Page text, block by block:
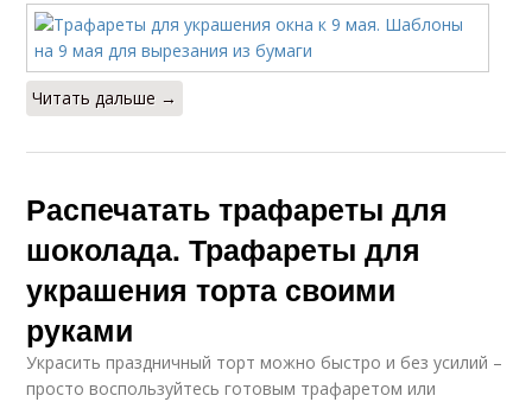
Читать дальше →
Распечатать трафареты для
шоколада. Трафареты для
украшения торта своими
руками
Украсить праздничный торт можно быстро и без усилий –
просто воспользуйтесь готовым трафаретом или